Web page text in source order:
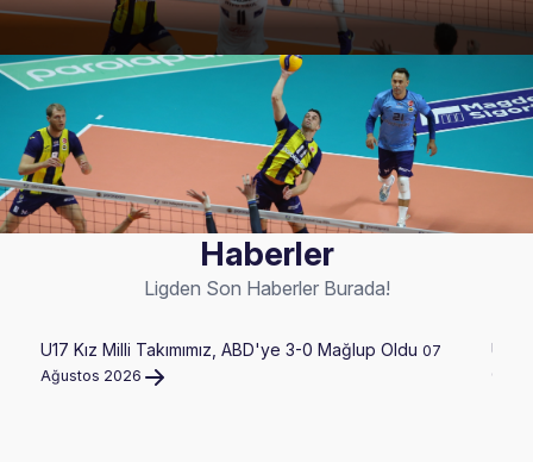
Haberler
Ligden Son Haberler Burada!
U17 Kız Milli Takımımız, ABD'ye 3-0 Mağlup Oldu 07
Ağustos 2026
U17
07